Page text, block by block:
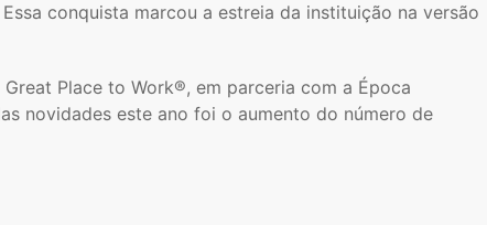
conquista marcou a estreia da instituição na versão
Place to Work®, em parceria com a Época
novidades este ano foi o aumento do número de